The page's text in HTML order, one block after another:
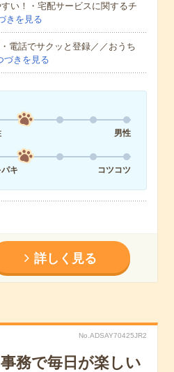
い！・宅配サービスに関するチ
きを見る
電話でサクッと登録／／おうち
づきを見る
男性
キ
コツコツ
詳しく見る
No.ADSAY70425JR2
務で毎日が楽しい